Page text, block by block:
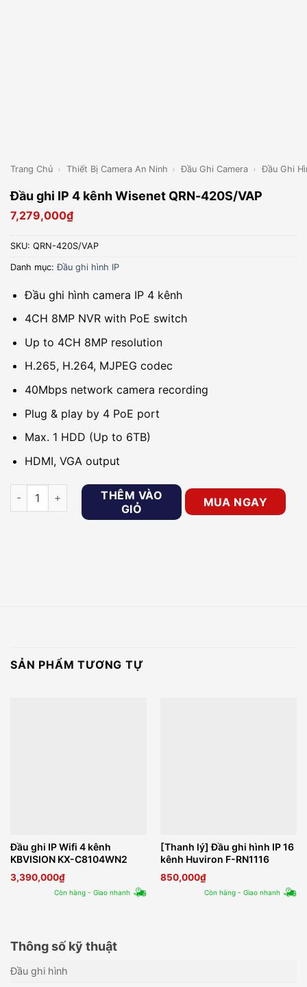
Trang Chủ › Thiết Bị Camera An Ninh › Đầu Ghi Camera › Đầu Ghi
Đầu ghi IP 4 kênh Wisenet QRN-420S/VAP
7,279,000₫
SKU: QRN-420S/VAP
Danh mục:Đầu ghi hình IP
Đầu ghi hình camera IP 4 kênh
4CH 8MP NVR with PoE switch
Up to 4CH 8MP resolution
H.265, H.264, MJPEG codec
40Mbps network camera recording
Plug & play by 4 PoE port
Max. 1 HDD (Up to 6TB)
HDMI, VGA output
Đầu ghi IP 4 kênh Wisenet QRN-420S/VAP số lượng
THÊM VÀO
GIỎ
MUA NGAY
SẢN PHẨM TƯƠNG TỰ
Đầu ghi IP Wifi 4 kênh
KBVISION KX-C8104WN2
3,390,000₫
Còn hàng - Giao nhanh
[Thanh lý] Đầu ghi hình IP 16
kênh Huviron F-RN1116
850,000₫
Còn hàng - Giao nhanh
Thông số kỹ thuật
Đầu ghi hình